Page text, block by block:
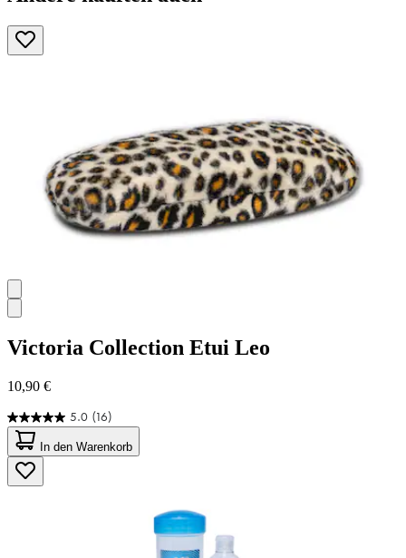
Victoria Collection Etui Leo
10,90 €
5.0 (16)
5.0
von
5
Sternen.
16
In den Warenkorb